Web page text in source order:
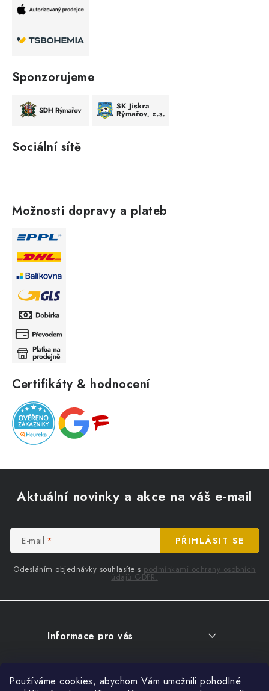
Používáme cookies, abychom Vám umožnili pohodlné
Sponzorujeme
Sociální sítě
Možnosti dopravy a plateb
Certifikáty & hodnocení
Aktuální novinky a akce na váš e-mail
E-mail
Odesláním objednávky souhlasíte s podmínkami ochrany osobních
údajů GDPR.
PŘIHLÁSIT SE
Informace pro vás
SERVIS
Facebook